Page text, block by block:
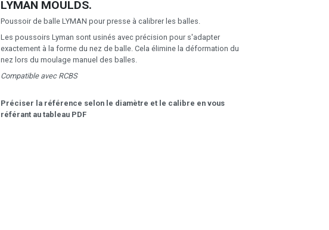
LYMAN MOULDS.
Poussoir de balle LYMAN pour presse à calibrer les balles.
Les poussoirs Lyman sont usinés avec précision pour s'adapter
exactement à la forme du nez de balle. Cela élimine la déformation du
nez lors du moulage manuel des balles.
Compatible avec RCBS
Préciser la référence selon le diamètre et le calibre en vous
référant au tableau PDF